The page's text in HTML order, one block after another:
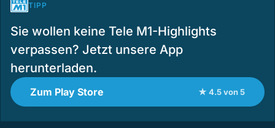
TIPP
Sie wollen keine Tele M1-Highlights
verpassen? Jetzt unsere App
herunterladen.
Zum Play Store ★ 4.5 von 5